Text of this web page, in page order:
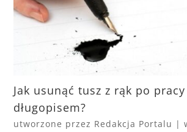
Jak usunąć tusz z rąk po pracy
długopisem?
utworzone przez Redakcja Portalu |